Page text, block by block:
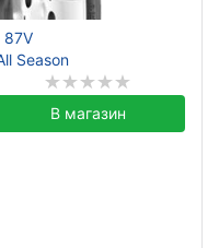
87V
Season
В магазин